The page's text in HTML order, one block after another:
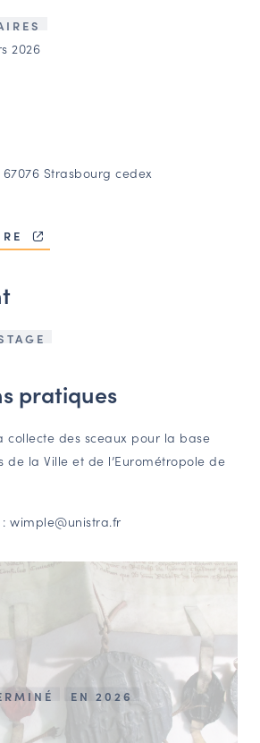
ET DE STAGE
2026
Strasbourg cedex
pratiques
collecte des sceaux pour la base
de la Ville et de l’Eurométropole de
wimple@unistra.fr
EN 2026